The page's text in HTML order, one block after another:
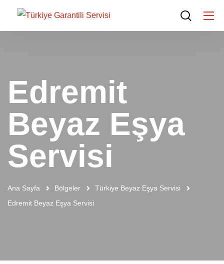
Edremit
Beyaz Eşya
Servisi
Ana Sayfa Bölgeler
Türkiye Beyaz Eşya Servisi
Edremit Beyaz Eşya Servisi